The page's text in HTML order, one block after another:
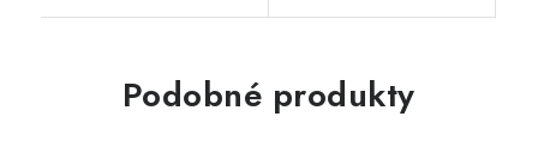
Podobné produkty